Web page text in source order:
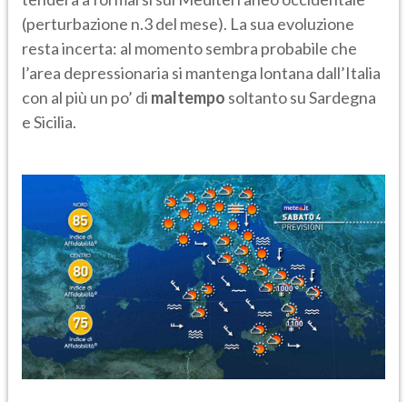
(perturbazione n.3 del mese). La sua evoluzione
resta incerta: al momento sembra probabile che
l’area depressionaria si mantenga lontana dall’Italia
con al più un po’ di maltempo soltanto su Sardegna
e Sicilia.